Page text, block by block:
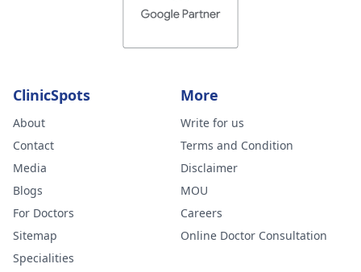
ClinicSpots
About
Contact
Media
Blogs
For Doctors
Sitemap
Specialities
More
Write for us
Terms and Condition
Disclaimer
MOU
Careers
Online Doctor Consultation